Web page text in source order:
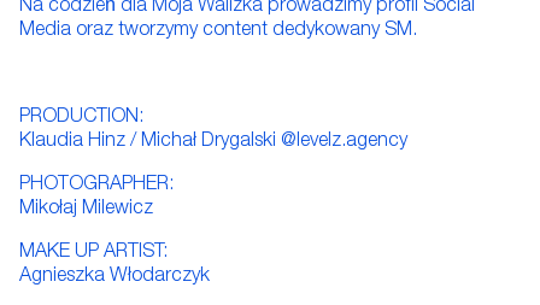
Media oraz tworzymy content dedykowany SM.
PRODUCTION:
Klaudia Hinz / Michał Drygalski @levelz.agency
PHOTOGRAPHER:
Mikołaj Milewicz
MAKE UP ARTIST:
Agnieszka Włodarczyk